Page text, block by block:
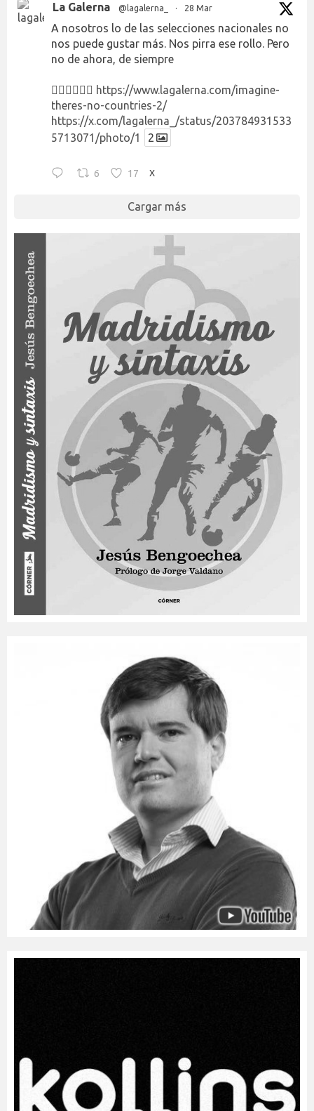
La Galerna @lagalerna_ · 28 Mar
A nosotros lo de las selecciones nacionales no
nos puede gustar más. Nos pirra ese rollo. Pero
no de ahora, de siempre
👉🏻👉🏻👉🏻 https://www.lagalerna.com/imagine-
theres-no-countries-2/
https://x.com/lagalerna_/status/203784931533
5713071/photo/1
2
6 17 X
Cargar más